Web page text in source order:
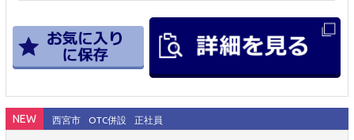
NEW 西宮市 OTC併設 正社員